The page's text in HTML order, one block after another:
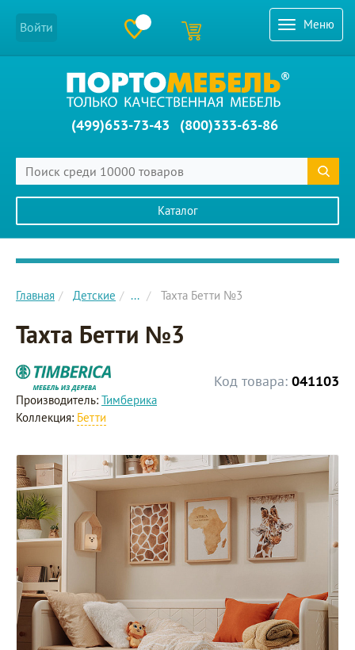
Меню
Войти
(499)653-73-43 (800)333-63-86
Каталог
Главное меню сайта
Главная Детские ... Тахта Бетти №3
Тахта Бетти №3
Код товара: 041103
Производитель: Тимберика
Коллекция: Бетти